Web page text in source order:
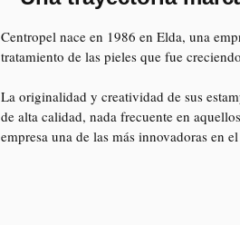
Centropel nace en 1986 en Elda, una
tratamiento de las pieles que fue
La originalidad y creatividad de sus
de alta calidad, nada frecuente en
empresa una de las más innovadoras en